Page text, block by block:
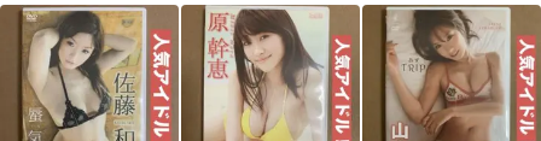
ドル バラエティー番組
ンタリー グラビアアイ
ドル
like a flower/ イメージ